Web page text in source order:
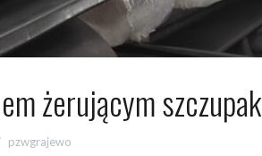
żerującym
pzwgrajewo